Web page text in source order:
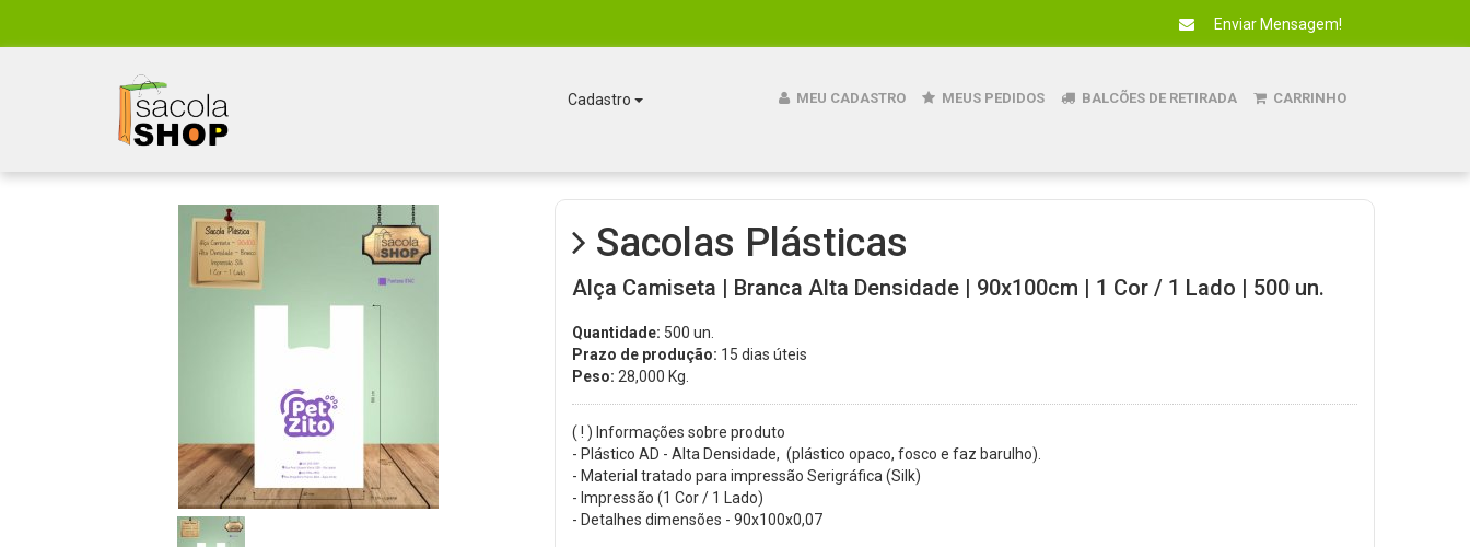
Enviar Mensagem!
Cadastro MEU CADASTRO MEUS PEDIDOS BALCÕES DE RETIRADA CARRINHO
Sacolas Plásticas
Alça Camiseta | Branca Alta Densidade | 90x100cm | 1 Cor / 1 Lado | 500 un.
Quantidade: 500 un.
Prazo de produção: 15 dias úteis
Peso: 28,000 Kg.
( ! ) Informações sobre produto
- Plástico AD - Alta Densidade, (plástico opaco, fosco e faz barulho).
- Material tratado para impressão Serigráfica (Silk)
- Impressão (1 Cor / 1 Lado)
- Detalhes dimensões - 90x100x0,07